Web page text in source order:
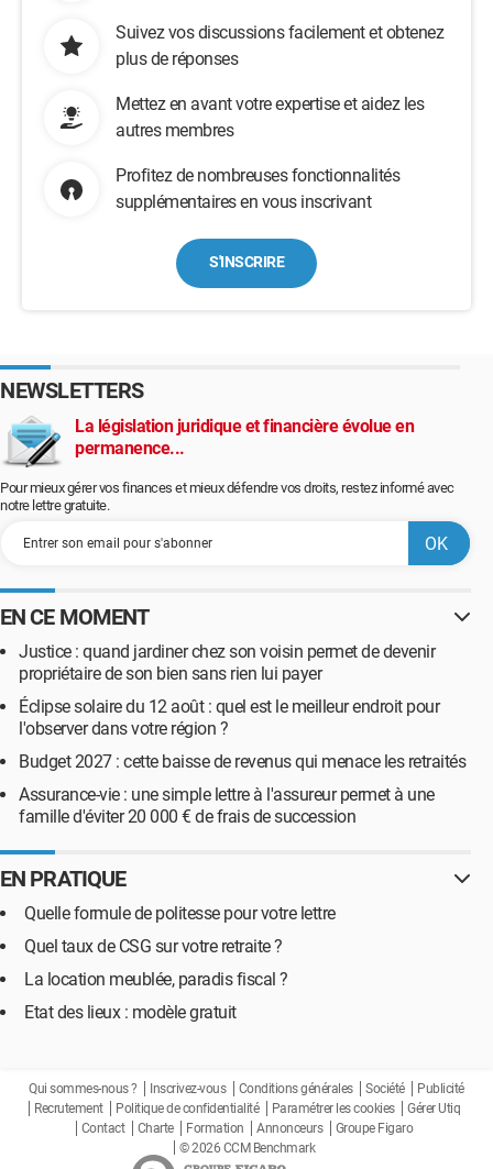
Suivez vos discussions facilement et obtenez
plus de réponses
Mettez en avant votre expertise et aidez les
autres membres
Profitez de nombreuses fonctionnalités
supplémentaires en vous inscrivant
S'INSCRIRE
NEWSLETTERS
La législation juridique et financière évolue en
permanence...
Pour mieux gérer vos finances et mieux défendre vos droits, restez informé avec
notre lettre gratuite.
EN CE MOMENT
Justice : quand jardiner chez son voisin permet de devenir
propriétaire de son bien sans rien lui payer
Éclipse solaire du 12 août : quel est le meilleur endroit pour
l'observer dans votre région ?
Budget 2027 : cette baisse de revenus qui menace les retraités
Assurance-vie : une simple lettre à l'assureur permet à une
famille d'éviter 20 000 € de frais de succession
EN PRATIQUE
Quelle formule de politesse pour votre lettre
Quel taux de CSG sur votre retraite ?
La location meublée, paradis fiscal ?
Etat des lieux : modèle gratuit
Qui sommes-nous ? Inscrivez-vous Conditions générales Société
Publicité
Recrutement
Politique de confidentialité Paramétrer les cookies
Gérer Utiq
Contact
Charte Formation Annonceurs
Groupe Figaro
© 2026 CCM Benchmark